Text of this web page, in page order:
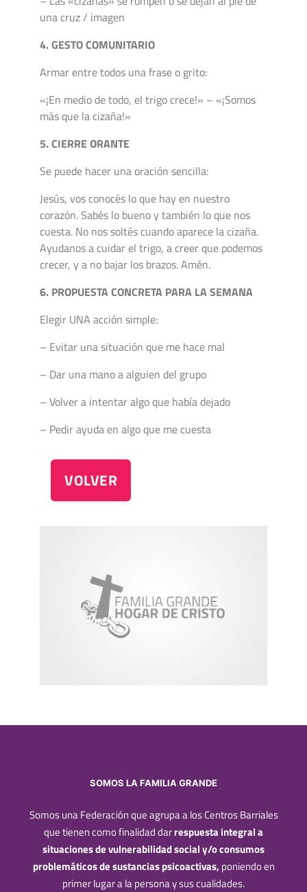
una cruz / imagen
4. GESTO COMUNITARIO
Armar entre todos una frase o grito:
«¡En medio de todo, el trigo crece!» – «¡Somos
más que la cizaña!»
5. CIERRE ORANTE
Se puede hacer una oración sencilla:
Jesús, vos conocés lo que hay en nuestro
corazón. Sabés lo bueno y también lo que nos
cuesta. No nos soltés cuando aparece la cizaña.
Ayudanos a cuidar el trigo, a creer que podemos
crecer, y a no bajar los brazos. Amén.
6. PROPUESTA CONCRETA PARA LA SEMANA
Elegir UNA acción simple:
– Evitar una situación que me hace mal
– Dar una mano a alguien del grupo
– Volver a intentar algo que había dejado
– Pedir ayuda en algo que me cuesta
VOLVER
SOMOS LA FAMILIA GRANDE
Somos una Federación que agrupa a los Centros Barriales
que tienen como finalidad darrespuesta integral a
situaciones de vulnerabilidad social y/o consumos
problemáticos de sustancias psicoactivas, poniendo en
primer lugar a la persona y sus cualidades.